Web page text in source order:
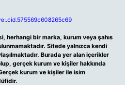
herhangi bir marka, kurum veya şahıs
Sitede yalnızca kendi
Burada yer alan içerikler
gerçek kurum ve kişiler hakkında
kurum ve kişiler ile isim